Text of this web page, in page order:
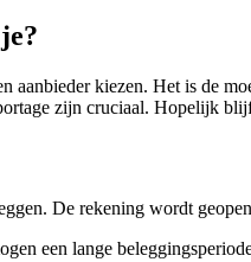
kiezen. Het is de
zijn cruciaal. Hopelijk
De rekening wordt
een lange